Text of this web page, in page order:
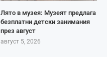
Лято в музея: Музеят предлага
безплатни детски занимания
през август
август 5, 2026